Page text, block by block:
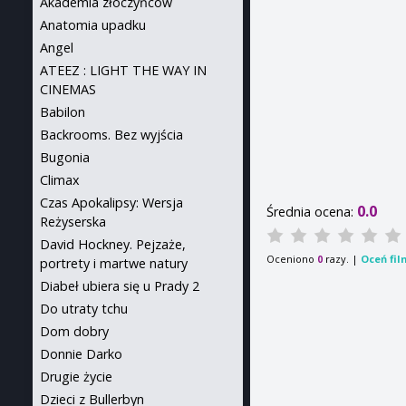
Średnia ocena: 0.0
Oceniono 0 razy. | Oceń
Anatomia upadku
Angel
ATEEZ : LIGHT THE WAY IN
CINEMAS
Babilon
Backrooms. Bez wyjścia
Bugonia
Climax
Czas Apokalipsy: Wersja
Reżyserska
David Hockney. Pejzaże,
portrety i martwe natury
Diabeł ubiera się u Prady 2
Do utraty tchu
Dom dobry
Donnie Darko
Drugie życie
Dzieci z Bullerbyn